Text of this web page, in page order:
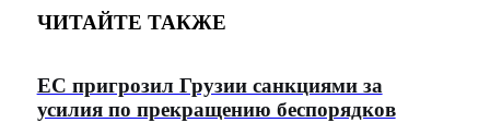
ЧИТАЙТЕ ТАКЖЕ
ЕС пригрозил Грузии санкциями за
усилия по прекращению беспорядков